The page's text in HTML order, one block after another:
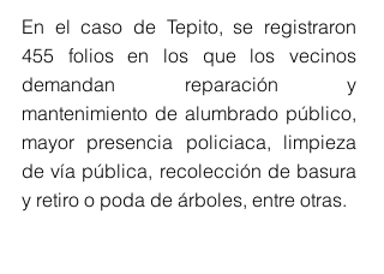
En el caso de Tepito, se registraron
455 folios en los que los vecinos
demandan reparación y
mantenimiento de alumbrado público,
mayor presencia policiaca, limpieza
de vía pública, recolección de basura
y retiro o poda de árboles, entre otras.